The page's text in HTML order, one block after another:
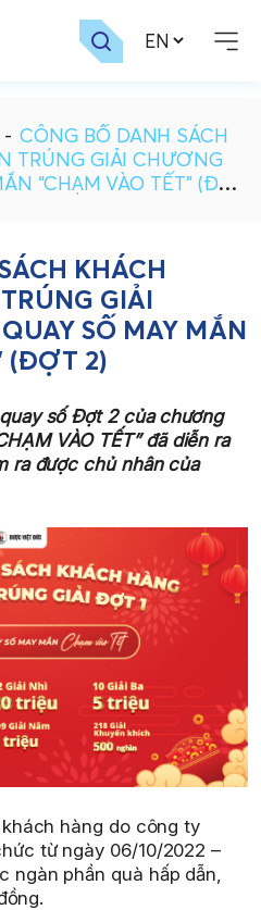
- CÔNG BỐ DANH SÁCH
TRÚNG GIẢI CHƯƠNG
“CHẠM VÀO TẾT” (ĐỢT
KHÁCH
GIẢI
SỐ MAY MẮN
(ĐỢT 2)
số Đợt 2 của chương
VÀO TẾT” đã diễn ra
ra được chủ nhân của
hàng do công ty
từ ngày 06/10/2022 –
ngàn phần quà hấp dẫn,